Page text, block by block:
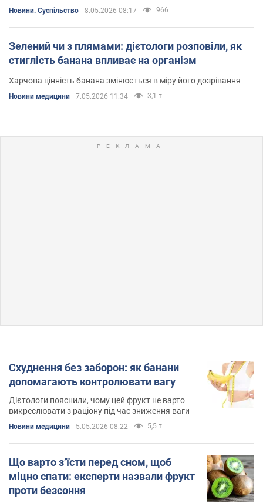
Новини. Суспільство 8.05.2026 08:17 966
Зелений чи з плямами: дієтологи розповіли, як
стиглість банана впливає на організм
Харчова цінність банана змінюється в міру його дозрівання
Новини медицини 7.05.2026 11:34 3,1 т.
Схуднення без заборон: як банани
допомагають контролювати вагу
Дієтологи пояснили, чому цей фрукт не варто
викреслювати з раціону під час зниження ваги
Новини медицини 5.05.2026 08:22 5,5 т.
Що варто з’їсти перед сном, щоб
міцно спати: експерти назвали фрукт
проти безсоння